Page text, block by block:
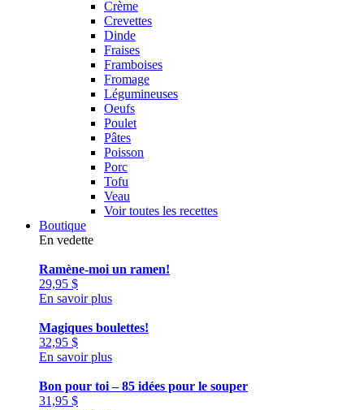
Crème
Crevettes
Dinde
Fraises
Framboises
Fromage
Légumineuses
Oeufs
Poulet
Pâtes
Poisson
Porc
Tofu
Veau
Voir toutes les recettes
Boutique
En vedette
Ramène-moi un ramen!
29,95 $
En savoir plus
Magiques boulettes!
32,95 $
En savoir plus
Bon pour toi – 85 idées pour le souper
31,95 $